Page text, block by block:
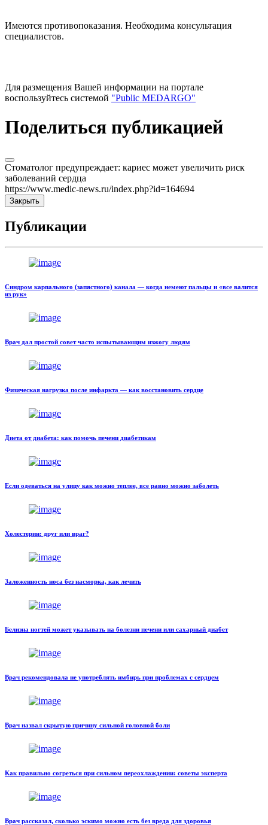
Имеются противопоказания. Необходима консультация
специалистов.
Для размещения Вашей информации на портале
воспользуйтесь системой "Public MEDARGO"
Поделиться публикацией
Стоматолог предупреждает: кариес может увеличить риск
заболеваний сердца
https://www.medic-news.ru/index.php?id=164694
Закрыть
Публикации
Синдром карпального (запястного) канала — когда немеют пальцы и «все валится
из рук»
Врач дал простой совет часто испытывающим изжогу людям
Физическая нагрузка после инфаркта — как восстановить сердце
Диета от диабета: как помочь печени диабетикам
Если одеваться на улицу как можно теплее, все равно можно заболеть
Холестерин: друг или враг?
Заложенность носа без насморка, как лечить
Белизна ногтей может указывать на болезни печени или сахарный диабет
Врач рекомендовала не употреблять имбирь при проблемах с сердцем
Врач назвал скрытую причину сильной головной боли
Как правильно согреться при сильном переохлаждении: советы эксперта
Врач рассказал, сколько эскимо можно есть без вреда для здоровья